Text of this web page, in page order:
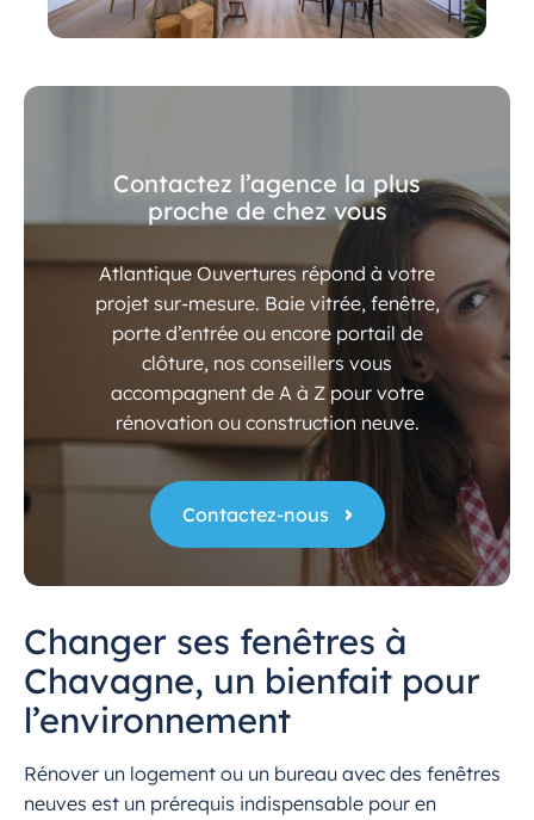
Contactez l’agence la plus
proche de chez vous
Atlantique Ouvertures répond à votre
projet sur-mesure. Baie vitrée, fenêtre,
porte d’entrée ou encore portail de
clôture, nos conseillers vous
accompagnent de A à Z pour votre
rénovation ou construction neuve.
Contactez-nous
Changer ses fenêtres à
Chavagne, un bienfait pour
l’environnement
Rénover un logement ou un bureau avec des fenêtres
neuves est un prérequis indispensable pour en